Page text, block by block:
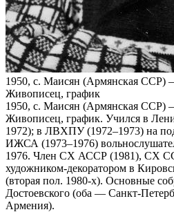
1950, с. Маисян (Армянская ССР)
Живописец, график
1950, с. Маисян (Армянская ССР)
Живописец, график. Учился в
1972); в ЛВХПУ (1972–1973) на
ИЖСА (1973–1976)
1976. Член СХ АССР (1981), СХ
художником-декоратором в
(вторая пол. 1980-х). Основные
Достоевского (оба —
Армения).